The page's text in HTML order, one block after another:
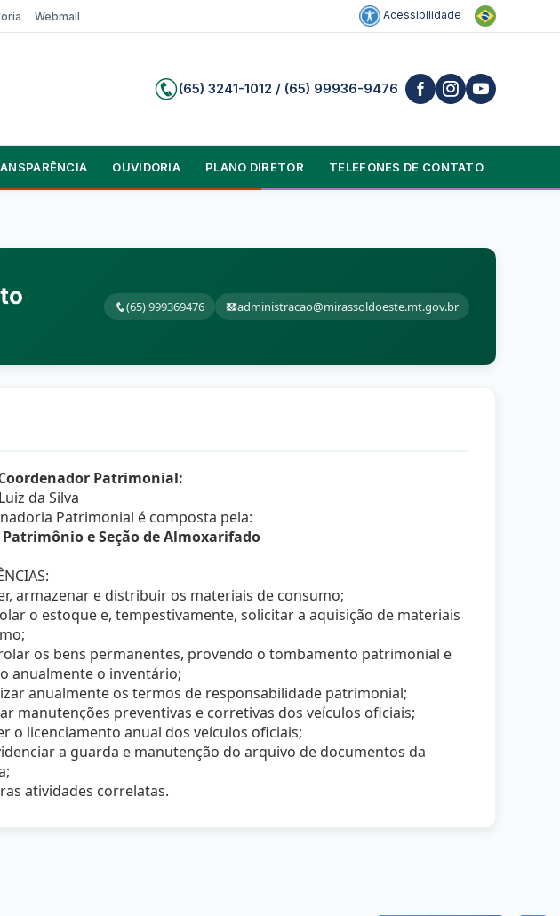
Webmail Acessibilidade
(65) 3241-1012 / (65) 99936-9476
OUVIDORIA PLANO DIRETOR TELEFONES DE CONTATO
(65) 999369476 administracao@mirassoldoeste.mt.gov.br
Patrimonial:
da Silva
Patrimonial é composta pela:
Patrimônio e Seção de Almoxarifado
armazenar e distribuir os materiais de consumo;
o estoque e, tempestivamente, solicitar a aquisição de materiais
os bens permanentes, provendo o tombamento patrimonial e
anualmente o inventário;
anualmente os termos de responsabilidade patrimonial;
manutenções preventivas e corretivas dos veículos oficiais;
o licenciamento anual dos veículos oficiais;
a guarda e manutenção do arquivo de documentos da
atividades correlatas.